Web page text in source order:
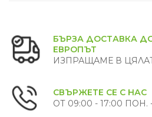
БЪРЗА ДОСТАВКА ДО
ЕВРОПЪТ
ИЗПРАЩАМЕ В
СВЪРЖЕТЕ СЕ С НАС
ОТ 09:00 - 17:00 ПОН.